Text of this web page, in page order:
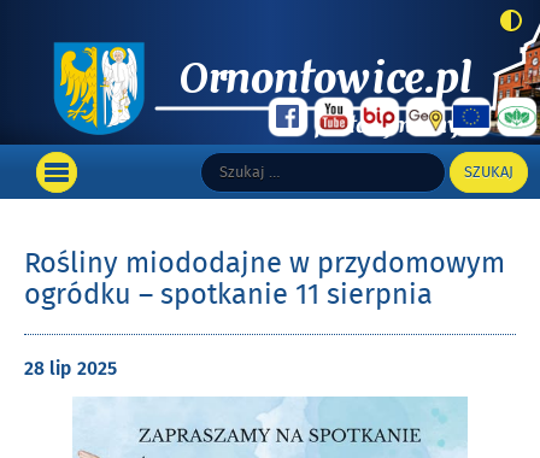
Portal informacyjny Gminy Ornontowice
Wyszukiwarka
Szukaj:
Top
MainOTWÓRZ
MENU
Rośliny miododajne w przydomowym
ogródku – spotkanie 11 sierpnia
Opublikowano
28 lip 2025